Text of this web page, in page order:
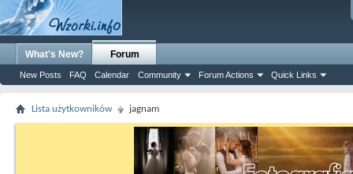
What's New? Forum
New Posts FAQ Calendar Community Forum Actions Quick Links
Lista użytkowników jagnam